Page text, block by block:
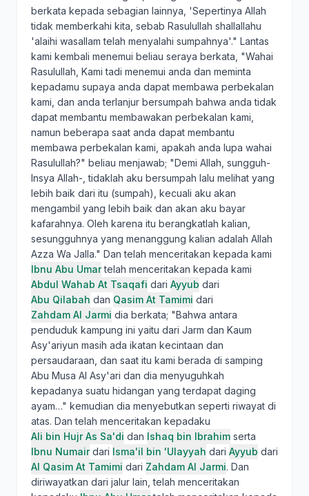
berkata kepada sebagian lainnya, 'Sepertinya Allah
tidak memberkahi kita, sebab Rasulullah shallallahu
'alaihi wasallam telah menyalahi sumpahnya'." Lantas
kami kembali menemui beliau seraya berkata, "Wahai
Rasulullah, Kami tadi menemui anda dan meminta
kepadamu supaya anda dapat membawa perbekalan
kami, dan anda terlanjur bersumpah bahwa anda tidak
dapat membantu membawakan perbekalan kami,
namun beberapa saat anda dapat membantu
membawa perbekalan kami, apakah anda lupa wahai
Rasulullah?" beliau menjawab; "Demi Allah, sungguh-
Insya Allah-, tidaklah aku bersumpah lalu melihat yang
lebih baik dari itu (sumpah), kecuali aku akan
mengambil yang lebih baik dan akan aku bayar
kafarahnya. Oleh karena itu berangkatlah kalian,
sesungguhnya yang menanggung kalian adalah Allah
Azza Wa Jalla." Dan telah menceritakan kepada kami
Ibnu Abu Umartelah menceritakan kepada kami
Abdul Wahab At Tsaqafi dari Ayyub dari
Abu Qilabah dan Qasim At Tamimi dari
Zahdam Al Jarmi dia berkata; "Bahwa antara
penduduk kampung ini yaitu dari Jarm dan Kaum
Asy'ariyun masih ada ikatan kecintaan dan
persaudaraan, dan saat itu kami berada di samping
Abu Musa Al Asy'ari dan dia menyuguhkah
kepadanya suatu hidangan yang terdapat daging
ayam…" kemudian dia menyebutkan seperti riwayat di
atas. Dan telah menceritakan kepadaku
Ali bin Hujr As Sa'di dan Ishaq bin Ibrahim serta
Ibnu Numairdari Isma'il bin 'Ulayyah dari Ayyub dari
Al Qasim At Tamimi dari Zahdam Al Jarmi. Dan
diriwayatkan dari jalur lain, telah menceritakan